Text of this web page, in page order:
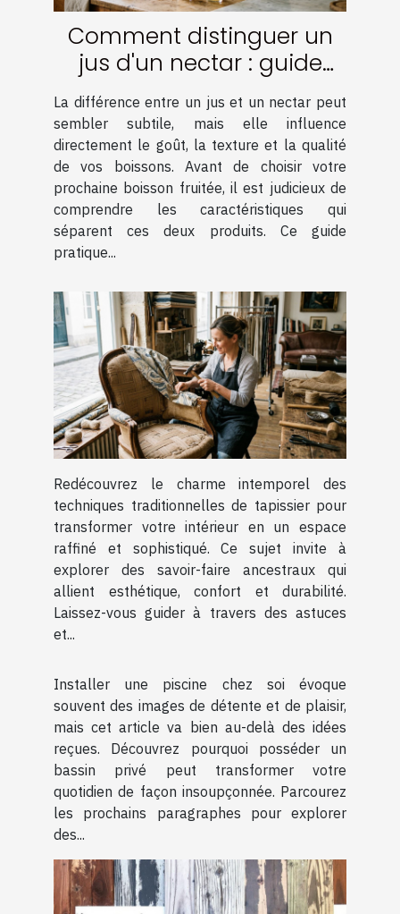
Comment distinguer un
jus d'un nectar : guide
pratique
La différence entre un jus et un nectar peut
sembler subtile, mais elle influence
directement le goût, la texture et la qualité
de vos boissons. Avant de choisir votre
prochaine boisson fruitée, il est judicieux de
comprendre les caractéristiques qui
séparent ces deux produits. Ce guide
pratique...
Redécouvrez le charme intemporel des
techniques traditionnelles de tapissier pour
transformer votre intérieur en un espace
raffiné et sophistiqué. Ce sujet invite à
explorer des savoir-faire ancestraux qui
allient esthétique, confort et durabilité.
Laissez-vous guider à travers des astuces
et...
Installer une piscine chez soi évoque
souvent des images de détente et de plaisir,
mais cet article va bien au-delà des idées
reçues. Découvrez pourquoi posséder un
bassin privé peut transformer votre
quotidien de façon insoupçonnée. Parcourez
les prochains paragraphes pour explorer
des...